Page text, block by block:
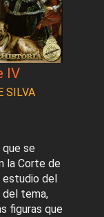
IV
SILVA
que se
la Corte de
del
del tema,
figuras que